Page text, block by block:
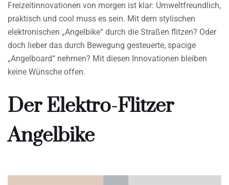
Freizeitinnovationen von morgen ist klar: Umweltfreundlich,
praktisch und cool muss es sein. Mit dem stylischen
elektronischen „Angelbike“ durch die Straßen flitzen? Oder
doch lieber das durch Bewegung gesteuerte, spacige
„Angelboard“ nehmen? Mit diesen Innovationen bleiben
keine Wünsche offen.
Der Elektro-Flitzer
Angelbike